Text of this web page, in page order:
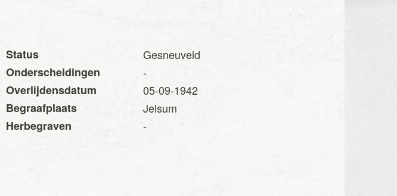
Status
Gesneuveld
Onderscheidingen
-
Overlijdensdatum
05-09-1942
Begraafplaats
Jelsum
Herbegraven
-